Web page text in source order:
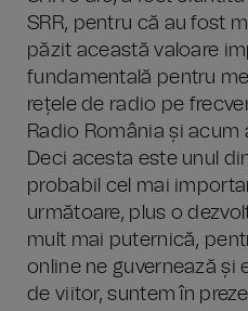
SRR, pentru că au fost
păzit această valoare
fundamentală pentru
rețele de radio pe
Radio România și acum
Deci acesta este unul
probabil cel mai
următoare, plus o
mult mai puternică,
online ne guvernează și
de viitor, suntem în